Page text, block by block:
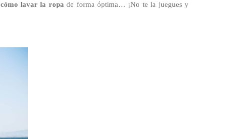
cómo lavar la ropa de forma óptima… ¡No te la juegues y